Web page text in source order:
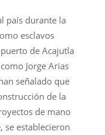
país durante la
esclavos
de Acajutla
Jorge Arias
señalado que
de la
de mano
se establecieron